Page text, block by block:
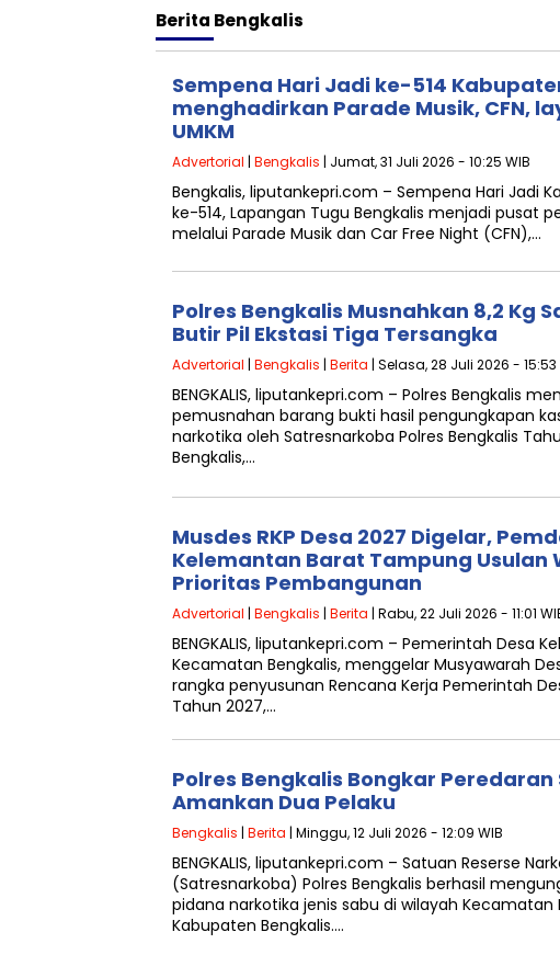
Berita Bengkalis
Sempena Hari Jadi ke-514
menghadirkan Parade Musik, CFN,
UMKM
Advertorial | Bengkalis | Jumat, 31 Juli 2026 - 10:25 WIB
Bengkalis, liputankepri.com – Sempena Hari Jadi
ke-514, Lapangan Tugu Bengkalis menjadi pusat
melalui Parade Musik dan Car Free Night (CFN),…
Polres Bengkalis Musnahkan 8,2 Kg
Butir Pil Ekstasi Tiga Tersangka
Advertorial | Bengkalis | Berita | Selasa, 28 Juli 2026 - 15:53
BENGKALIS, liputankepri.com – Polres Bengkalis
pemusnahan barang bukti hasil pengungkapan
narkotika oleh Satresnarkoba Polres Bengkalis
Bengkalis,…
Musdes RKP Desa 2027 Digelar,
Kelemantan Barat Tampung Usulan
Prioritas Pembangunan
Advertorial | Bengkalis | Berita | Rabu, 22 Juli 2026 - 11:01
BENGKALIS, liputankepri.com – Pemerintah Desa
Kecamatan Bengkalis, menggelar Musyawarah
rangka penyusunan Rencana Kerja Pemerintah
Tahun 2027,…
Polres Bengkalis Bongkar Peredaran
Amankan Dua Pelaku
Bengkalis | Berita | Minggu, 12 Juli 2026 - 12:09 WIB
BENGKALIS, liputankepri.com – Satuan Reserse
(Satresnarkoba) Polres Bengkalis berhasil
pidana narkotika jenis sabu di wilayah Kecamatan
Kabupaten Bengkalis….